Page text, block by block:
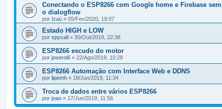
Conectando o ESP8266 com Google home e Firebase
o dialogflow
por Izaú » 05/Fev/2020, 19:07
Estado HIGH e LOW
por spycall » 30/Out/2019, 22:38
ESP8266 escudo do motor
por joserol6 » 22/Ago/2019, 10:28
ESP8266 Automação com Interface Web e DDNS
por lipemh » 18/Jun/2019, 11:34
Troca de dados entre vários ESP8266
por joao » 17/Jun/2019, 11:56